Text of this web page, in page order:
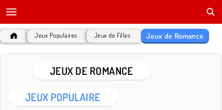
Jeux Populaires Jeux de Filles Jeux de Romance
JEUX DE ROMANCE
JEUX POPULAIRE